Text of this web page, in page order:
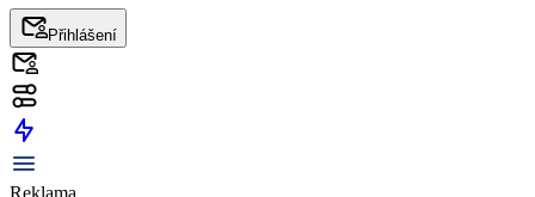
Přihlášení
Reklama